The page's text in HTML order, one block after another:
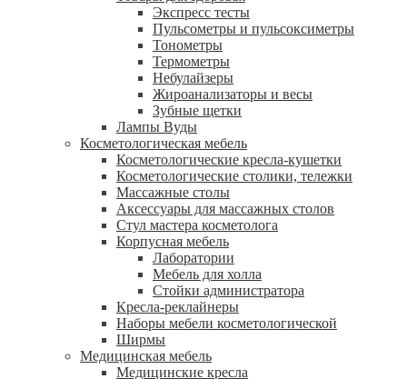
Экспресс тесты
Пульсометры и пульсоксиметры
Тонометры
Термометры
Небулайзеры
Жироанализаторы и весы
Зубные щетки
Лампы Вуды
Косметологическая мебель
Косметологические кресла-кушетки
Косметологические столики, тележки
Массажные столы
Аксессуары для массажных столов
Стул мастера косметолога
Корпусная мебель
Лаборатории
Мебель для холла
Стойки администратора
Кресла-реклайнеры
Наборы мебели косметологической
Ширмы
Медицинская мебель
Медицинские кресла